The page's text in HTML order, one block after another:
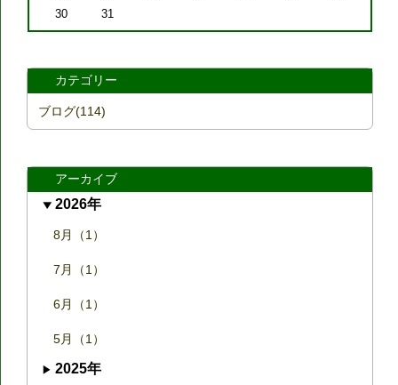
30
31
カテゴリー
ブログ(114)
アーカイブ
2026年
8月（1）
7月（1）
6月（1）
5月（1）
2025年